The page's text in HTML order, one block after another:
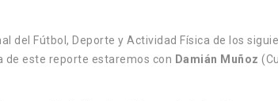
del Fútbol, Deporte y Actividad Física de los
de este reporte estaremos con Damián Muñoz